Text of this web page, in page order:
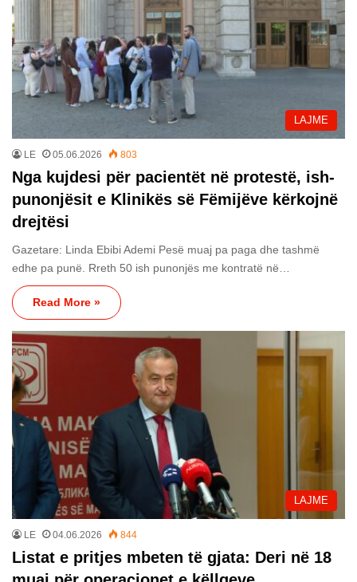
LAJME
LE 05.06.2026 803
Nga kujdesi për pacientët në protestë, ish-
punonjësit e Klinikës së Fëmijëve kërkojnë
drejtësi
Gazetare: Linda Ebibi Ademi Pesë muaj pa paga dhe tashmë
edhe pa punë. Rreth 50 ish punonjës me kontratë në…
Read More »
LAJME
LE 04.06.2026 844
Listat e pritjes mbeten të gjata: Deri në 18